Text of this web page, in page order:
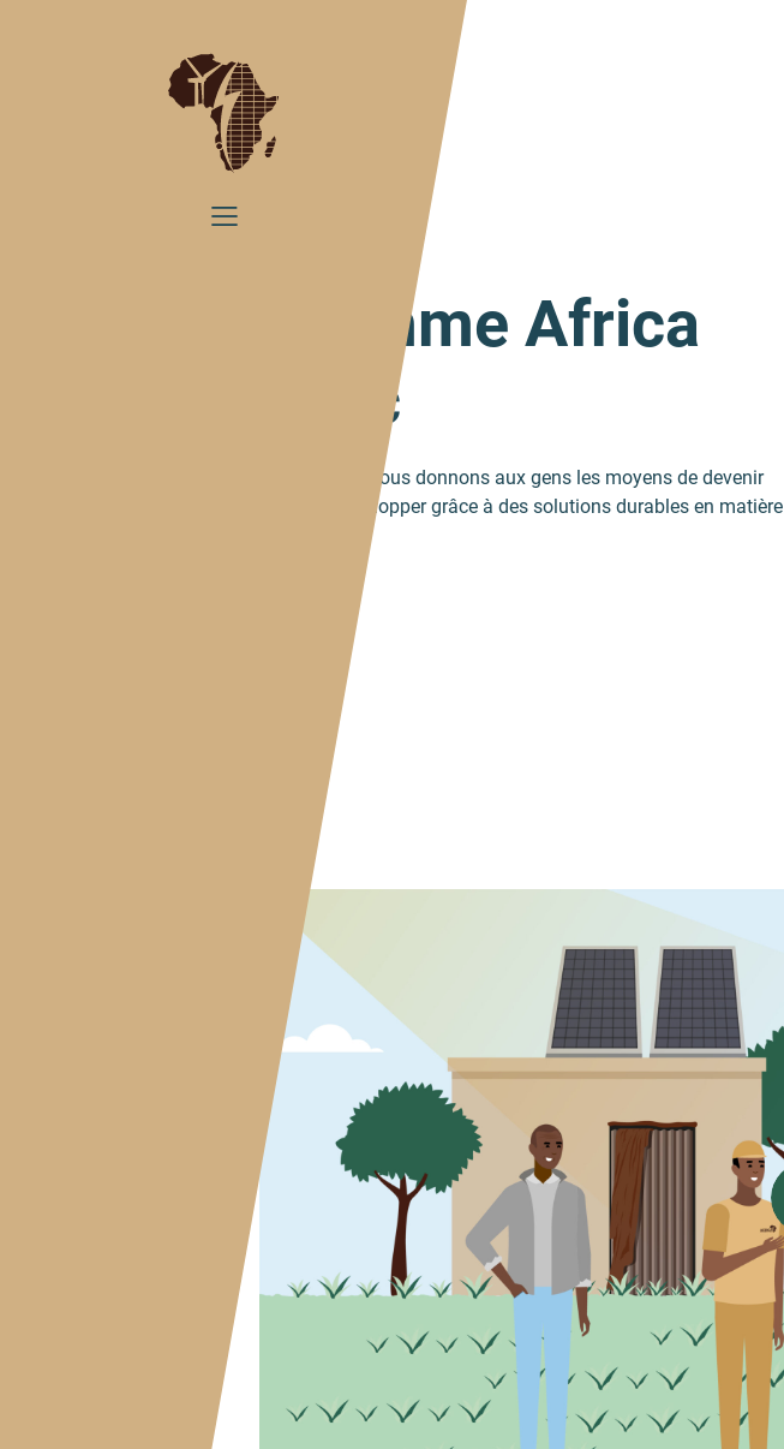
Nous somme Africa
GreenTec
En tant qu'entreprise sociale, nous donnons aux gens les moyens de devenir
plus autonomes et de se développer grâce à des solutions durables en matière